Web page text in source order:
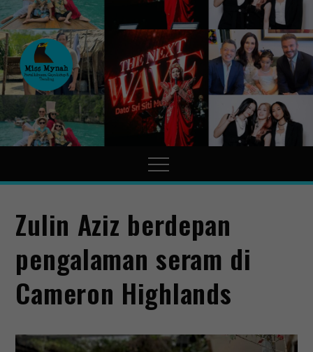
MissMynah
Portal Hiburan, Gaya Hidup
& Trending
Zulin Aziz berdepan
pengalaman seram di
Cameron Highlands